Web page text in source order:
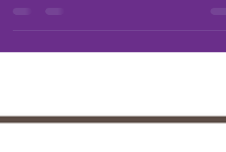
poser des limites, à respirer.